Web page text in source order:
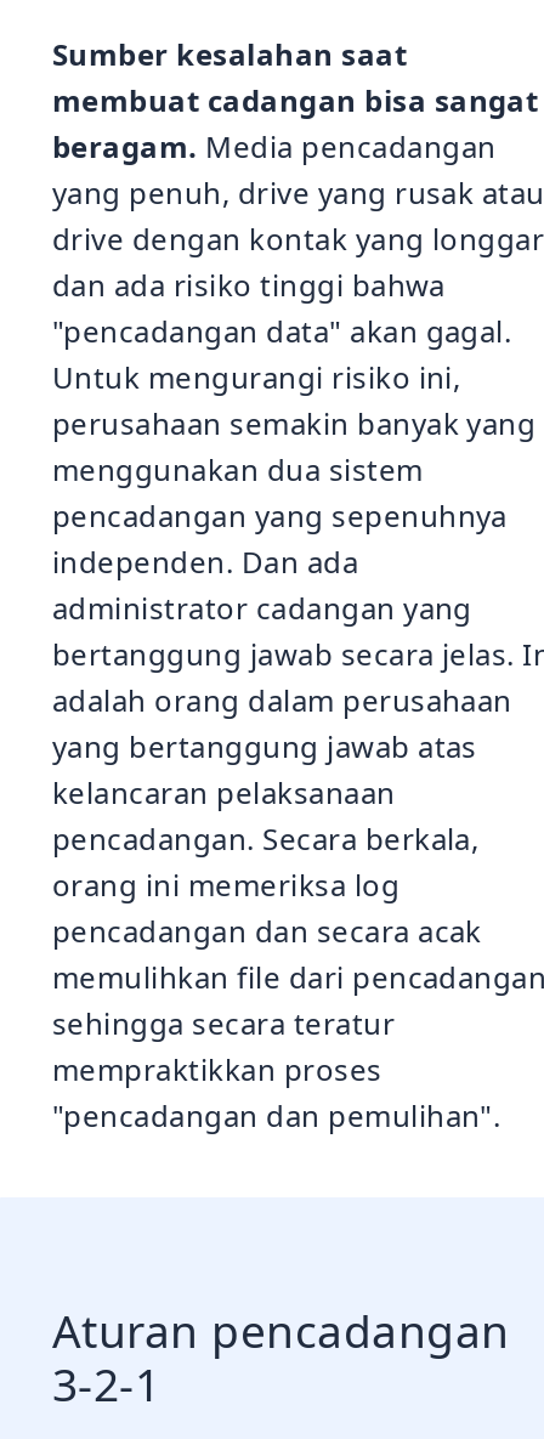
Sumber kesalahan saat
membuat cadangan bisa sangat
beragam. Media pencadangan
yang penuh, drive yang rusak atau
drive dengan kontak yang
dan ada risiko tinggi bahwa
"pencadangan data" akan gagal.
Untuk mengurangi risiko ini,
perusahaan semakin banyak yang
menggunakan dua sistem
pencadangan yang sepenuhnya
independen. Dan ada
administrator cadangan yang
bertanggung jawab secara jelas.
adalah orang dalam perusahaan
yang bertanggung jawab atas
kelancaran pelaksanaan
pencadangan. Secara berkala,
orang ini memeriksa log
pencadangan dan secara acak
memulihkan file dari
sehingga secara teratur
mempraktikkan proses
"pencadangan dan pemulihan".
Aturan pencadangan
3-2-1